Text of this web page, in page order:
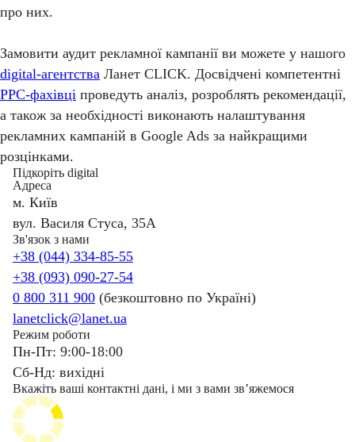
про них.
Замовити аудит рекламної кампанії ви можете у нашого
digital-агентства Ланет CLICK. Досвідчені компетентні
PPC-фахівці проведуть аналіз, розроблять рекомендації,
а також за необхідності виконають налаштування
рекламних кампаній в Google Ads за найкращими
розцінками.
Підкоріть digital
Адреса
м. Київ
вул. Василя Стуса, 35А
Зв'язок з нами
+38 (044) 334-85-55
+38 (093) 090-27-54
0 800 311 900 (безкоштовно по Україні)
lanetclick@lanet.ua
Режим роботи
Пн-Пт: 9:00-18:00
Сб-Нд: вихідні
Вкажіть ваші контактні дані, і ми з вами звʼяжемося